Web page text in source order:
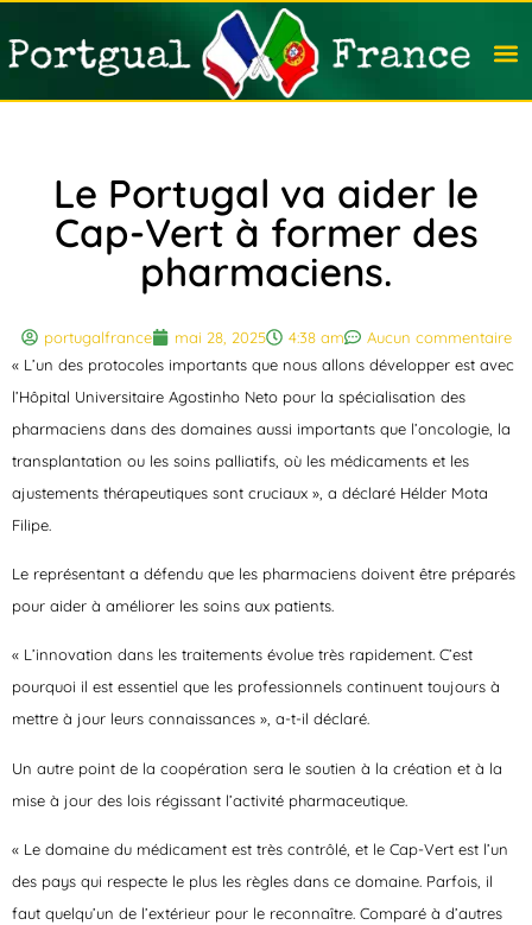
Le Portugal va aider le
Cap-Vert à former des
pharmaciens.
portugalfrance mai 28, 2025 4:38 am
Aucun commentaire
« L’un des protocoles importants que nous allons développer est avec
l’Hôpital Universitaire Agostinho Neto pour la spécialisation des
pharmaciens dans des domaines aussi importants que l’oncologie, la
transplantation ou les soins palliatifs, où les médicaments et les
ajustements thérapeutiques sont cruciaux », a déclaré Hélder Mota
Filipe.
Le représentant a défendu que les pharmaciens doivent être préparés
pour aider à améliorer les soins aux patients.
« L’innovation dans les traitements évolue très rapidement. C’est
pourquoi il est essentiel que les professionnels continuent toujours à
mettre à jour leurs connaissances », a-t-il déclaré.
Un autre point de la coopération sera le soutien à la création et à la
mise à jour des lois régissant l’activité pharmaceutique.
« Le domaine du médicament est très contrôlé, et le Cap-Vert est l’un
des pays qui respecte le plus les règles dans ce domaine. Parfois, il
faut quelqu’un de l’extérieur pour le reconnaître. Comparé à d’autres